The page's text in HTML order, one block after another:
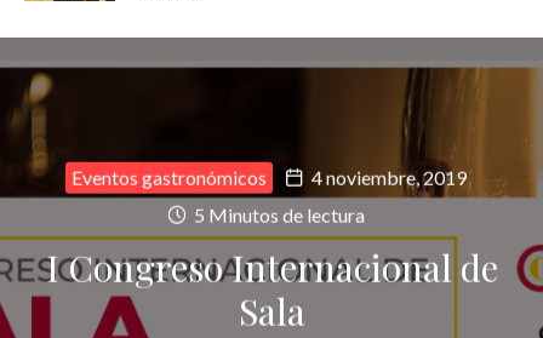
Eventos gastronómicos
4 noviembre, 2019
5 Minutos de lectura
I Congreso Internacional de
Sala